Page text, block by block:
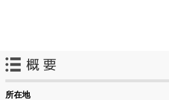
所在地